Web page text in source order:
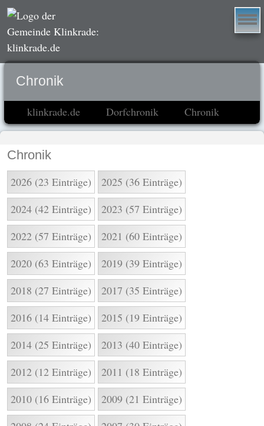
Chronik
klinkrade.de Dorfchronik Chronik
Chronik
2026 (23 Einträge)
2025 (36 Einträge)
2024 (42 Einträge)
2023 (57 Einträge)
2022 (57 Einträge)
2021 (60 Einträge)
2020 (63 Einträge)
2019 (39 Einträge)
2018 (27 Einträge)
2017 (35 Einträge)
2016 (14 Einträge)
2015 (19 Einträge)
2014 (25 Einträge)
2013 (40 Einträge)
2012 (12 Einträge)
2011 (18 Einträge)
2010 (16 Einträge)
2009 (21 Einträge)